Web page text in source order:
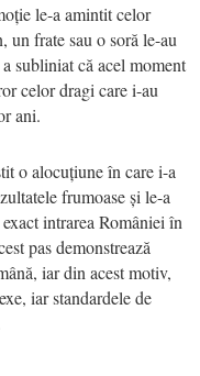
le-a amintit celor
un frate sau o soră le-au
subliniat că acel moment
celor dragi care i-au
ani.
o alocuțiune în care i-a
frumoase și le-a
intrarea României în
pas demonstrează
iar din acest motiv,
iar standardele de